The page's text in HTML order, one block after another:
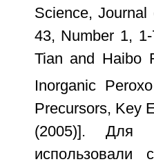
Science,
43, Number 1,
Tian and Haibo
Inorganic
Precursors, Key
(2005)]. Для
использовали